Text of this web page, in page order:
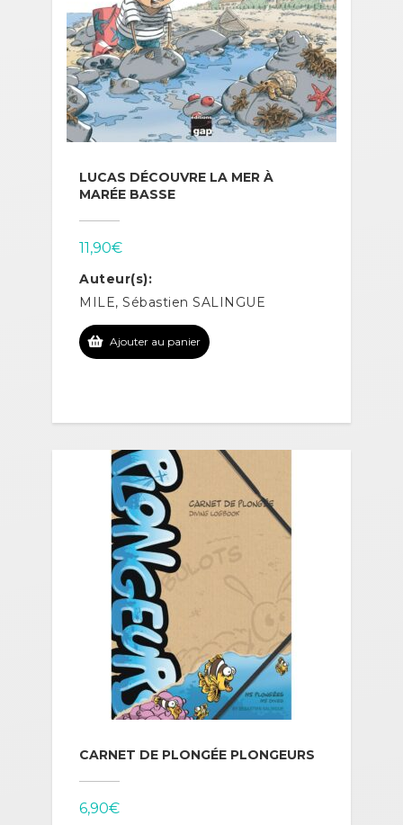
LUCAS DÉCOUVRE LA MER À
MARÉE BASSE
11,90€
Auteur(s):
MILE, Sébastien SALINGUE
Ajouter au panier
CARNET DE PLONGÉE PLONGEURS
6,90€